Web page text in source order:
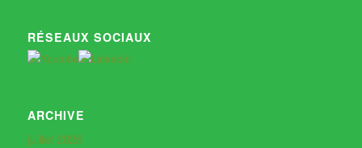
RÉSEAUX SOCIAUX
ARCHIVE
juillet 2026